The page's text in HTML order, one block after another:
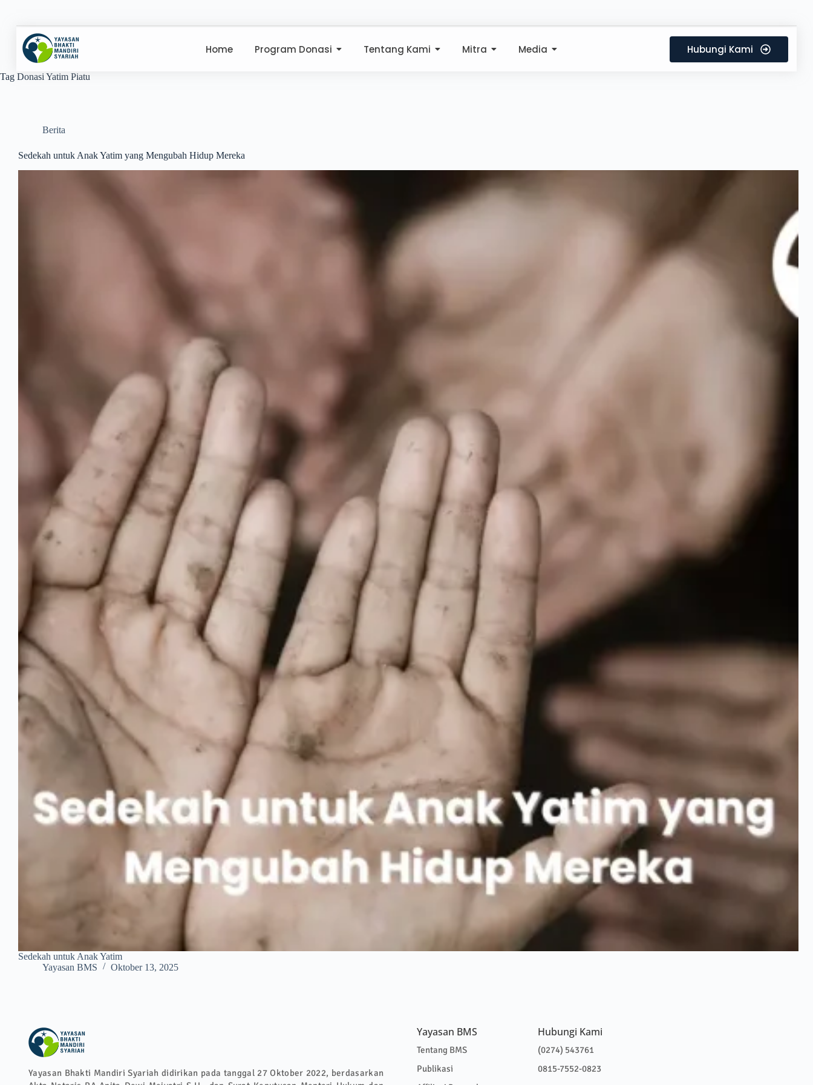
Home Program Donasi Tentang Kami Mitra Media Hubungi Kami
Tag Donasi Yatim Piatu
Berita
Sedekah untuk Anak Yatim yang Mengubah Hidup Mereka
Sedekah untuk Anak Yatim
Yayasan BMS
Oktober 13, 2025
Yayasan Bhakti Mandiri Syariah didirikan pada tanggal 27 Oktober 2022, berdasarkan
Yayasan BMS
Tentang BMS
Publikasi
Hubungi Kami
(0274) 543761
0815-7552-0823